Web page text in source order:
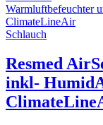
Resmed
inkl-